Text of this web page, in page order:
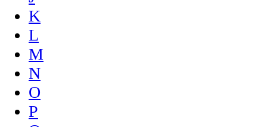
K
L
M
N
O
P